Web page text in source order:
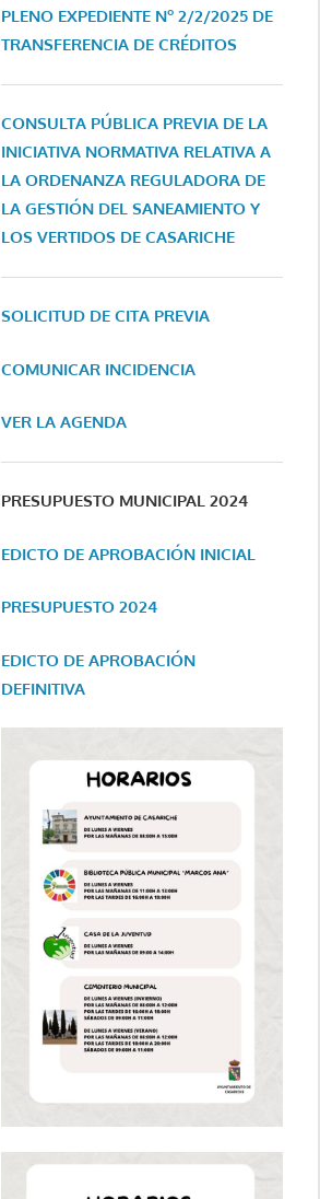
PLENO EXPEDIENTE Nº 2/2/2025 DE
TRANSFERENCIA DE CRÉDITOS
CONSULTA PÚBLICA PREVIA DE LA
INICIATIVA NORMATIVA RELATIVA A
LA ORDENANZA REGULADORA DE
LA GESTIÓN DEL SANEAMIENTO Y
LOS VERTIDOS DE CASARICHE
SOLICITUD DE CITA PREVIA
COMUNICAR INCIDENCIA
VER LA AGENDA
PRESUPUESTO MUNICIPAL 2024
EDICTO DE APROBACIÓN INICIAL
PRESUPUESTO 2024
EDICTO DE APROBACIÓN
DEFINITIVA